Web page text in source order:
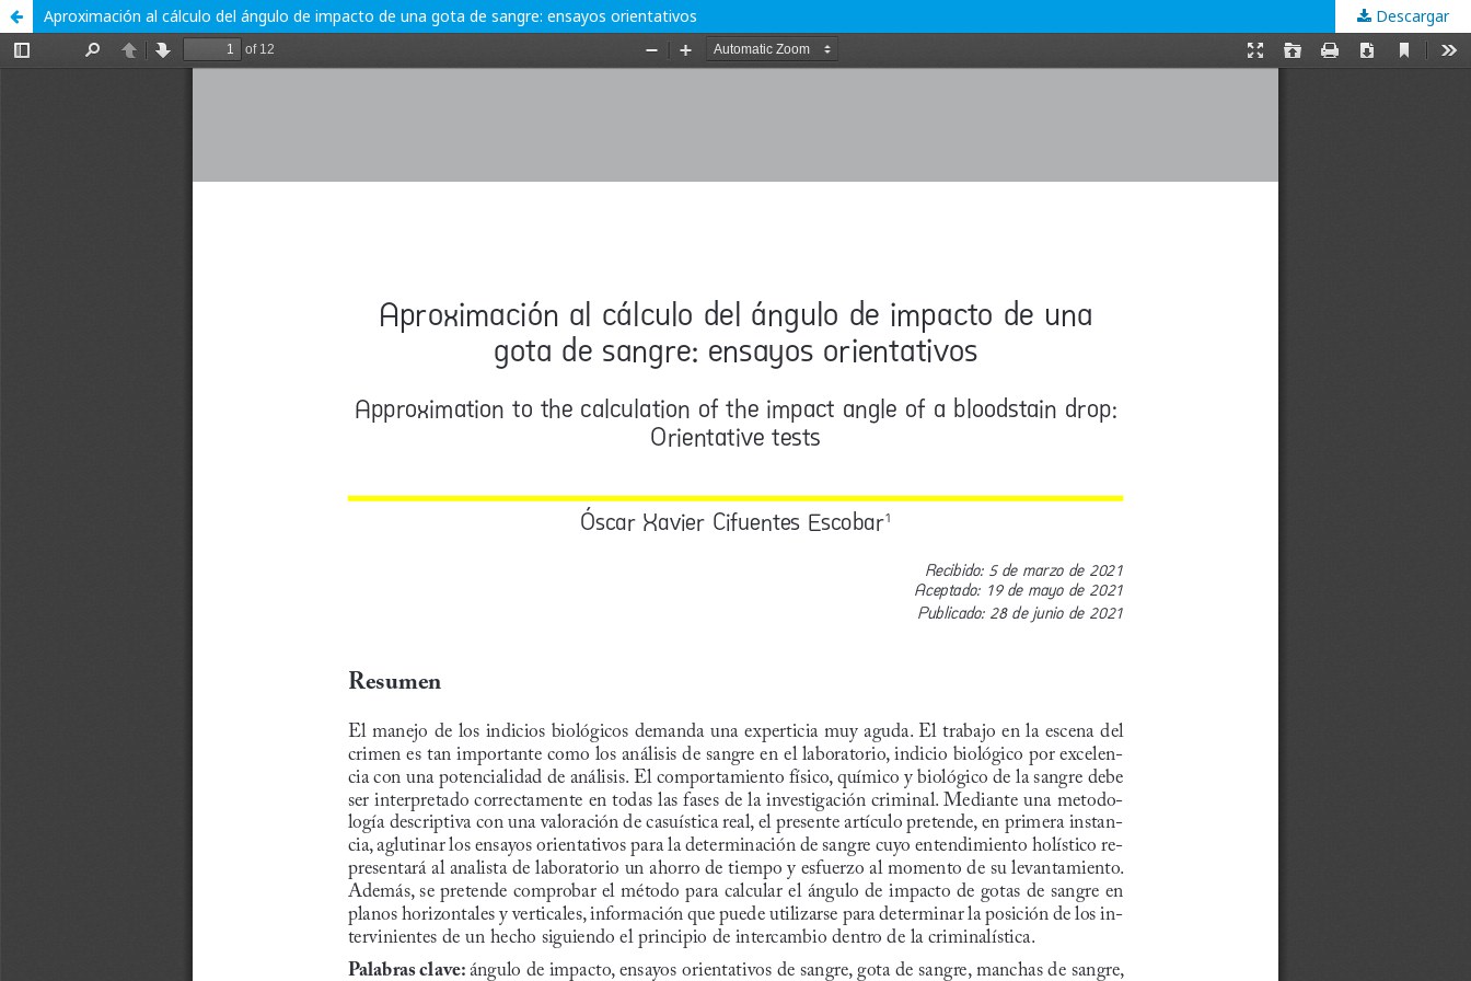
Aproximación al cálculo del ángulo de impacto de una gota de sangre: ensayos orientativos Descargar